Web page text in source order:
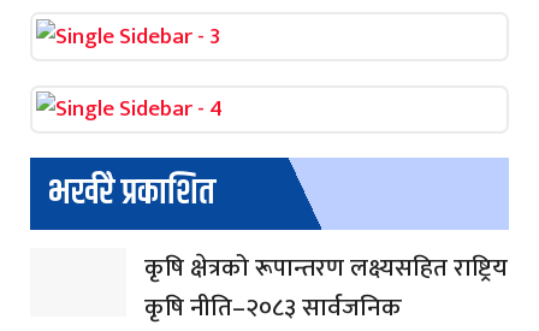
भर्खरै प्रकाशित
कृषि क्षेत्रको रूपान्तरण लक्ष्यसहित राष्ट्रिय
कृषि नीति–२०८३ सार्वजनिक